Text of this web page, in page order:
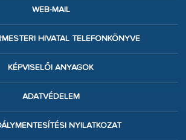
WEB-MAIL
HIVATAL TELEFONKÖNYVE
KÉPVISELŐI ANYAGOK
ADATVÉDELEM
NYILATKOZAT